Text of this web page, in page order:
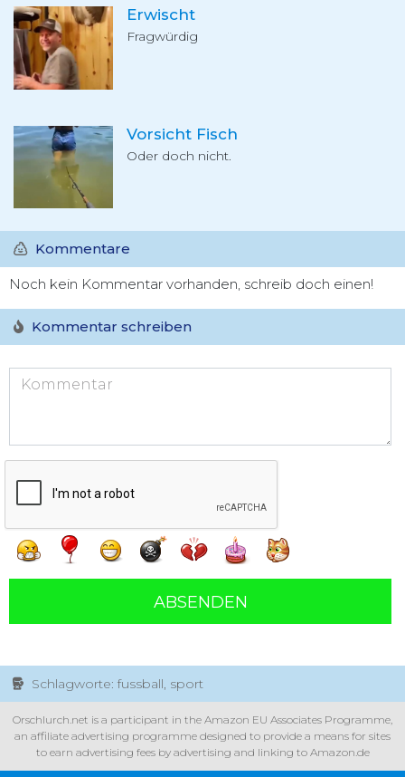
Erwischt
Fragwürdig
Vorsicht Fisch
Oder doch nicht.
Kommentare
Noch kein Kommentar vorhanden, schreib doch einen!
Kommentar schreiben
ABSENDEN
Schlagworte: fussball, sport
Orschlurch.net is a participant in the Amazon EU Associates Programme,
an affiliate advertising programme designed to provide a means for sites
to earn advertising fees by advertising and linking to Amazon.de